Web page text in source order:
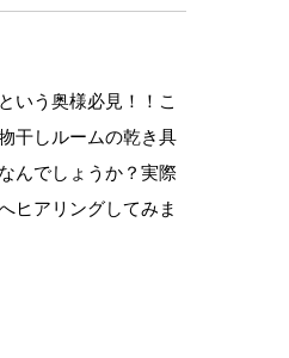
いう奥様必見！！こ
干しルームの乾き具
んでしょうか？実際
ヒアリングしてみま